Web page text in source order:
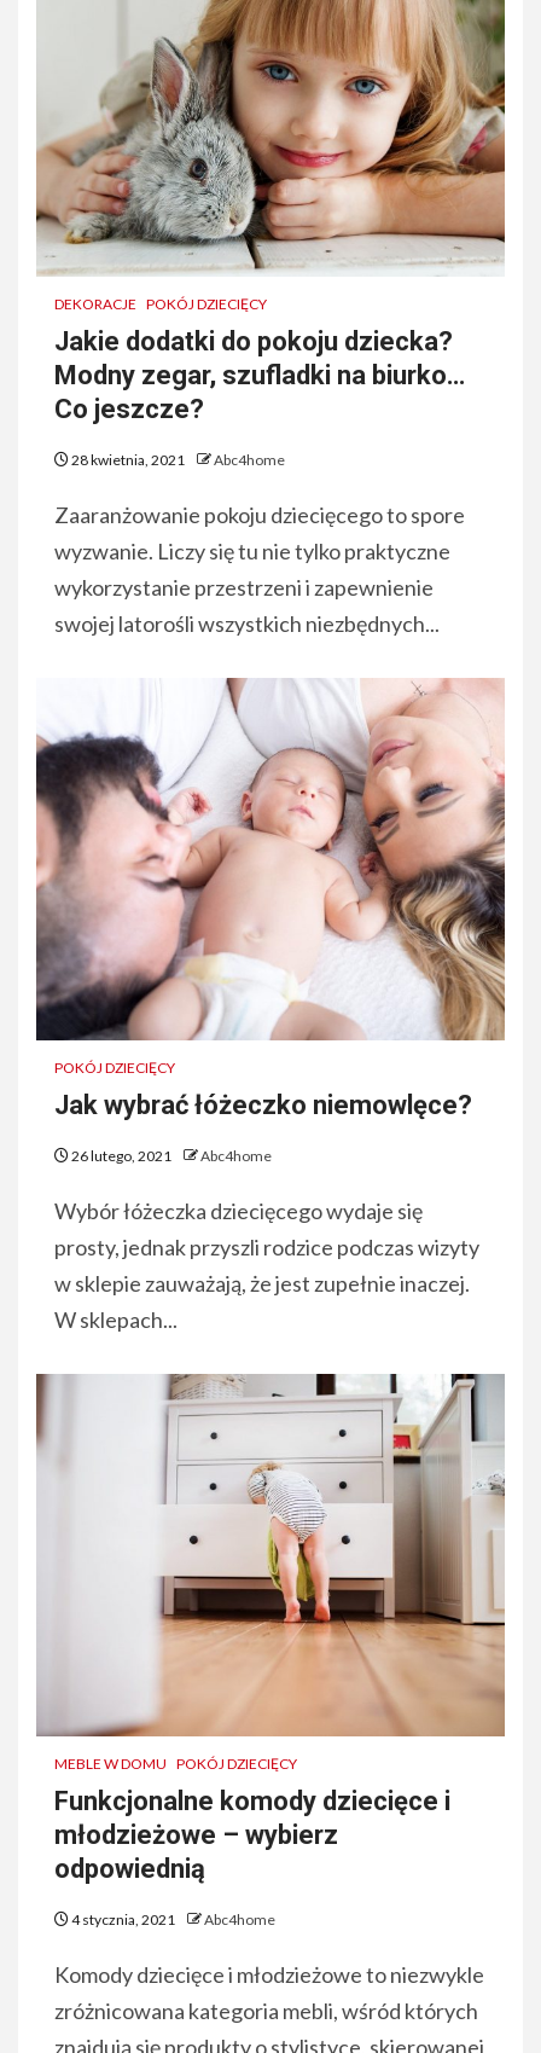
DEKORACJE POKÓJ DZIECIĘCY
Jakie dodatki do pokoju dziecka?
Modny zegar, szufladki na biurko…
Co jeszcze?
28 kwietnia, 2021 Abc4home
Zaaranżowanie pokoju dziecięcego to spore
wyzwanie. Liczy się tu nie tylko praktyczne
wykorzystanie przestrzeni i zapewnienie
swojej latorośli wszystkich niezbędnych...
POKÓJ DZIECIĘCY
Jak wybrać łóżeczko niemowlęce?
26 lutego, 2021 Abc4home
Wybór łóżeczka dziecięcego wydaje się
prosty, jednak przyszli rodzice podczas wizyty
w sklepie zauważają, że jest zupełnie inaczej.
W sklepach...
MEBLE W DOMU POKÓJ DZIECIĘCY
Funkcjonalne komody dziecięce i
młodzieżowe – wybierz
odpowiednią
4 stycznia, 2021 Abc4home
Komody dziecięce i młodzieżowe to niezwykle
zróżnicowana kategoria mebli, wśród których
znajdują się produkty o stylistyce, skierowanej